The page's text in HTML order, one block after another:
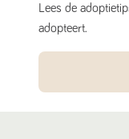
Lees de
adopteert.